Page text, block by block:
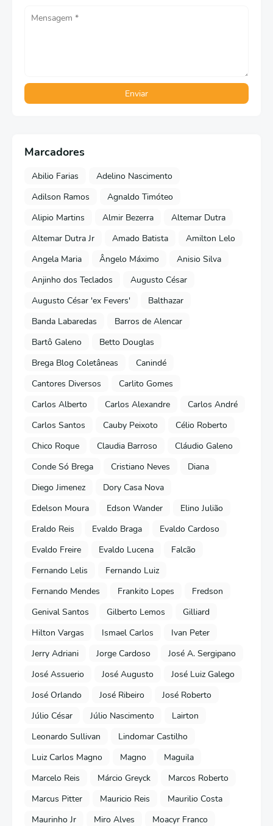
Marcadores
Abilio Farias
Adelino Nascimento
Adilson Ramos
Agnaldo Timóteo
Alipio Martins
Almir Bezerra
Altemar Dutra
Altemar Dutra Jr
Amado Batista
Amilton Lelo
Angela Maria
Ângelo Máximo
Anisio Silva
Anjinho dos Teclados
Augusto César
Augusto César 'ex Fevers'
Balthazar
Banda Labaredas
Barros de Alencar
Bartô Galeno
Betto Douglas
Brega Blog Coletâneas
Canindé
Cantores Diversos
Carlito Gomes
Carlos Alberto
Carlos Alexandre
Carlos André
Carlos Santos
Cauby Peixoto
Célio Roberto
Chico Roque
Claudia Barroso
Cláudio Galeno
Conde Só Brega
Cristiano Neves
Diana
Diego Jimenez
Dory Casa Nova
Edelson Moura
Edson Wander
Elino Julião
Eraldo Reis
Evaldo Braga
Evaldo Cardoso
Evaldo Freire
Evaldo Lucena
Falcão
Fernando Lelis
Fernando Luiz
Fernando Mendes
Frankito Lopes
Fredson
Genival Santos
Gilberto Lemos
Gilliard
Hilton Vargas
Ismael Carlos
Ivan Peter
Jerry Adriani
Jorge Cardoso
José A. Sergipano
José Assuerio
José Augusto
José Luiz Galego
José Orlando
José Ribeiro
José Roberto
Júlio César
Júlio Nascimento
Lairton
Leonardo Sullivan
Lindomar Castilho
Luiz Carlos Magno
Magno
Maguila
Marcelo Reis
Márcio Greyck
Marcos Roberto
Marcus Pitter
Mauricio Reis
Maurilio Costa
Maurinho Jr
Miro Alves
Moacyr Franco